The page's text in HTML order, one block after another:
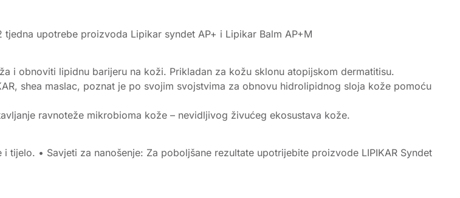
upotrebe proizvoda Lipikar syndet AP+ i Lipikar Balm AP+M
i obnoviti lipidnu barijeru na koži. Prikladan za kožu sklonu atopijskom dermatitisu.
shea maslac, poznat je po svojim svojstvima za obnovu hidrolipidnog sloja kože pomoću
ravnoteže mikrobioma kože – nevidljivog živućeg ekosustava kože.
• Savjeti za nanošenje: Za poboljšane rezultate upotrijebite proizvode LIPIKAR Syndet